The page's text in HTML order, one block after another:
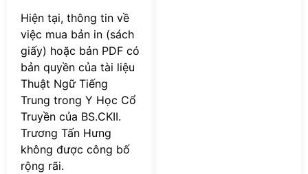
Hiện tại, thông tin về
việc mua bản in (sách
giấy) hoặc bản PDF có
bản quyền của tài liệu
Thuật Ngữ Tiếng
Trung trong Y Học Cổ
Truyền của BS.CKII.
Trương Tấn Hưng
không được công bố
rộng rãi.